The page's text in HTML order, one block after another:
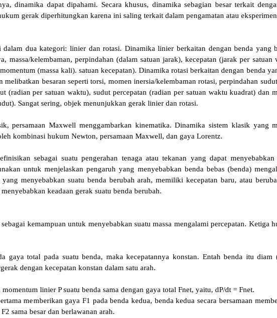
dinamika dapat dipahami. Secara khusus, dinamika sebagian besar terkait
gerak diperhitungkan karena ini saling terkait dalam pengamatan atau
dalam dua kategori: linier dan rotasi. Dinamika linier berkaitan dengan benda yang
massa/kelembaman, perpindahan (dalam satuan jarak), kecepatan (jarak per satuan
(massa kali). satuan kecepatan). Dinamika rotasi berkaitan dengan benda
melibatkan besaran seperti torsi, momen inersia/kelembaman rotasi, perpindahan
(radian per satuan waktu), sudut percepatan (radian per satuan waktu kuadrat) dan
Sangat sering, objek menunjukkan gerak linier dan rotasi.
persamaan Maxwell menggambarkan kinematika. Dinamika sistem klasik yang
kombinasi hukum Newton, persamaan Maxwell, dan gaya Lorentz.
sebagai suatu pengerahan tenaga atau tekanan yang dapat menyebabkan
untuk menjelaskan pengaruh yang menyebabkan benda bebas (benda)
menyebabkan suatu benda berubah arah, memiliki kecepatan baru, atau
keadaan gerak suatu benda berubah.
kemampuan untuk menyebabkan suatu massa mengalami percepatan. Ketiga
gaya total pada suatu benda, maka kecepatannya konstan. Entah benda itu diam
dengan kecepatan konstan dalam satu arah.
linier P suatu benda sama dengan gaya total Fnet, yaitu, dP/dt = Fnet.
memberikan gaya F1 pada benda kedua, benda kedua secara bersamaan
sama besar dan berlawanan arah.